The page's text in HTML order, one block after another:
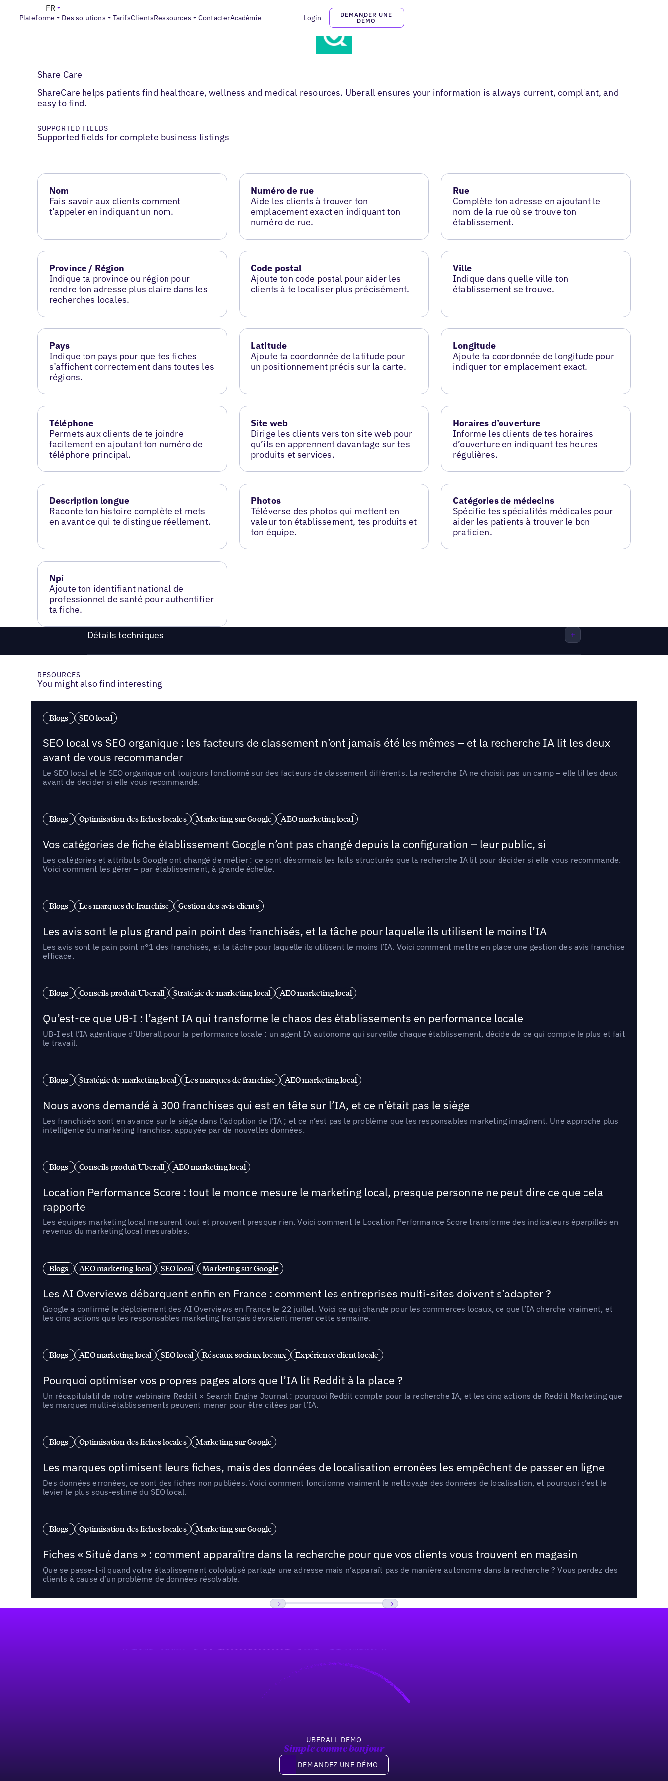
Plateforme Des solutions TarifsClientsRessources ContacterAcadèmie Login
DEMANDER UNE
DÉMO
FR
Share Care
ShareCare helps patients find healthcare, wellness and medical resources. Uberall ensures your information is always current, compliant, and
easy to find.
SUPPORTED FIELDS
Supported fields for complete business listings
Nom
Fais savoir aux clients comment
t’appeler en indiquant un nom.
Numéro de rue
Aide les clients à trouver ton
emplacement exact en indiquant ton
numéro de rue.
Rue
Complète ton adresse en ajoutant le
nom de la rue où se trouve ton
établissement.
Province / Région
Indique ta province ou région pour
rendre ton adresse plus claire dans les
recherches locales.
Code postal
Ajoute ton code postal pour aider les
clients à te localiser plus précisément.
Ville
Indique dans quelle ville ton
établissement se trouve.
Pays
Indique ton pays pour que tes fiches
s’affichent correctement dans toutes les
régions.
Latitude
Ajoute ta coordonnée de latitude pour
un positionnement précis sur la carte.
Longitude
Ajoute ta coordonnée de longitude pour
indiquer ton emplacement exact.
Téléphone
Permets aux clients de te joindre
facilement en ajoutant ton numéro de
téléphone principal.
Site web
Dirige les clients vers ton site web pour
qu’ils en apprennent davantage sur tes
produits et services.
Horaires d’ouverture
Informe les clients de tes horaires
d’ouverture en indiquant tes heures
régulières.
Description longue
Raconte ton histoire complète et mets
en avant ce qui te distingue réellement.
Photos
Téléverse des photos qui mettent en
valeur ton établissement, tes produits et
ton équipe.
Catégories de médecins
Spécifie tes spécialités médicales pour
aider les patients à trouver le bon
praticien.
Npi
Ajoute ton identifiant national de
professionnel de santé pour authentifier
ta fiche.
Détails techniques
RESOURCES
You might also find interesting
Blogs SEO local
SEO local vs SEO organique : les facteurs de classement n’ont jamais été les mêmes – et la recherche IA lit les deux
avant de vous recommander
Le SEO local et le SEO organique ont toujours fonctionné sur des facteurs de classement différents. La recherche IA ne choisit pas un camp – elle lit les deux
avant de décider si elle vous recommande.
Blogs Optimisation des fiches locales Marketing sur Google AEO marketing local
Vos catégories de fiche établissement Google n’ont pas changé depuis la configuration – leur public, si
Les catégories et attributs Google ont changé de métier : ce sont désormais les faits structurés que la recherche IA lit pour décider si elle vous recommande.
Voici comment les gérer – par établissement, à grande échelle.
Blogs Les marques de franchise Gestion des avis clients
Les avis sont le plus grand pain point des franchisés, et la tâche pour laquelle ils utilisent le moins l’IA
Les avis sont le pain point n°1 des franchisés, et la tâche pour laquelle ils utilisent le moins l’IA. Voici comment mettre en place une gestion des avis franchise
efficace.
Blogs Conseils produit Uberall Stratégie de marketing local AEO marketing local
Qu’est-ce que UB-I : l’agent IA qui transforme le chaos des établissements en performance locale
UB-I est l’IA agentique d’Uberall pour la performance locale : un agent IA autonome qui surveille chaque établissement, décide de ce qui compte le plus et fait
le travail.
Blogs Stratégie de marketing local Les marques de franchise AEO marketing local
Nous avons demandé à 300 franchises qui est en tête sur l’IA, et ce n’était pas le siège
Les franchisés sont en avance sur le siège dans l’adoption de l’IA ; et ce n’est pas le problème que les responsables marketing imaginent. Une approche plus
intelligente du marketing franchise, appuyée par de nouvelles données.
Blogs Conseils produit Uberall AEO marketing local
Location Performance Score : tout le monde mesure le marketing local, presque personne ne peut dire ce que cela
rapporte
Les équipes marketing local mesurent tout et prouvent presque rien. Voici comment le Location Performance Score transforme des indicateurs éparpillés en
revenus du marketing local mesurables.
Blogs AEO marketing local SEO local Marketing sur Google
Les AI Overviews débarquent enfin en France : comment les entreprises multi-sites doivent s’adapter ?
Google a confirmé le déploiement des AI Overviews en France le 22 juillet. Voici ce qui change pour les commerces locaux, ce que l’IA cherche vraiment, et
les cinq actions que les responsables marketing français devraient mener cette semaine.
Blogs AEO marketing local SEO local Réseaux sociaux locaux Expérience client locale
Pourquoi optimiser vos propres pages alors que l’IA lit Reddit à la place ?
Un récapitulatif de notre webinaire Reddit × Search Engine Journal : pourquoi Reddit compte pour la recherche IA, et les cinq actions de Reddit Marketing que
les marques multi-établissements peuvent mener pour être citées par l’IA.
Blogs Optimisation des fiches locales Marketing sur Google
Les marques optimisent leurs fiches, mais des données de localisation erronées les empêchent de passer en ligne
Des données erronées, ce sont des fiches non publiées. Voici comment fonctionne vraiment le nettoyage des données de localisation, et pourquoi c’est le
levier le plus sous-estimé du SEO local.
Blogs Optimisation des fiches locales Marketing sur Google
Fiches « Situé dans » : comment apparaître dans la recherche pour que vos clients vous trouvent en magasin
Que se passe-t-il quand votre établissement colokalisé partage une adresse mais n’apparaît pas de manière autonome dans la recherche ? Vous perdez des
clients à cause d’un problème de données résolvable.
UBERALL DEMO
Simple comme bonjour
Demandez une démo
DEMANDEZ UNE DÉMO